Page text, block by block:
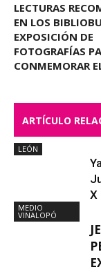
LECTURAS
EN LOS
EXPOSICIÓN DE
FOTOGRAFÍAS
CONMEMORAR
ARTÍCULO
LEÓN
X
MEDIO
VINALOPÓ